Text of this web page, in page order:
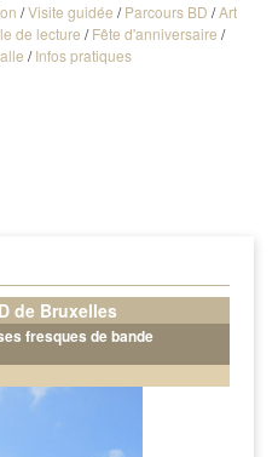
de Bruxelles
fresques de bande
/Visite guidée /Parcours BD /Art
de lecture /Fête d'anniversaire /
/Infos pratiques